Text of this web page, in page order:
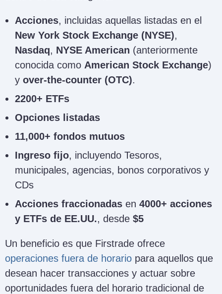
Acciones, incluidas aquellas listadas en el
New York Stock Exchange (NYSE),
Nasdaq, NYSE American (anteriormente
conocida como American Stock Exchange)
y over-the-counter (OTC).
2200+ ETFs
Opciones listadas
11,000+ fondos mutuos
Ingreso fijo, incluyendo Tesoros,
municipales, agencias, bonos corporativos y
CDs
Acciones fraccionadas en 4000+ acciones
y ETFs de EE.UU., desde $5
Un beneficio es que Firstrade ofrece
operaciones fuera de horario para aquellos que
desean hacer transacciones y actuar sobre
oportunidades fuera del horario tradicional de